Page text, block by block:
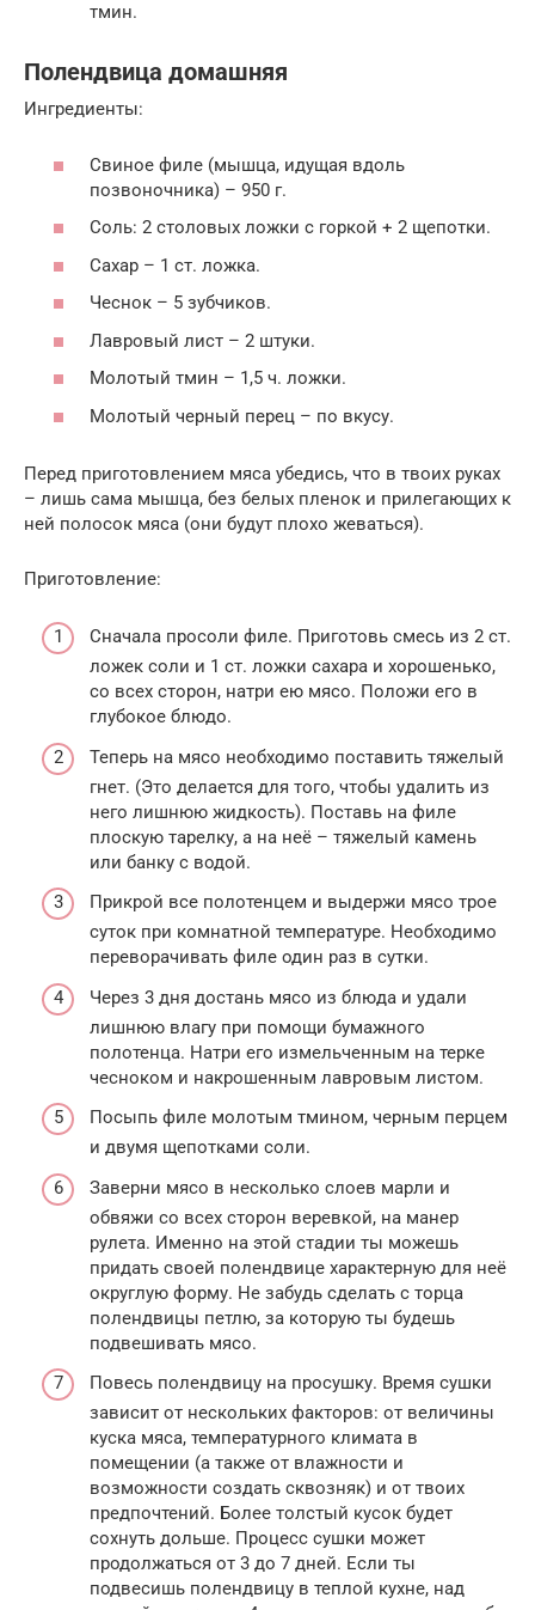
тмин.
Полендвица домашняя
Ингредиенты:
Свиное филе (мышца, идущая вдоль
позвоночника) – 950 г.
Соль: 2 столовых ложки с горкой + 2 щепотки.
Сахар – 1 ст. ложка.
Чеснок – 5 зубчиков.
Лавровый лист – 2 штуки.
Молотый тмин – 1,5 ч. ложки.
Молотый черный перец – по вкусу.
Перед приготовлением мяса убедись, что в твоих руках
– лишь сама мышца, без белых пленок и прилегающих к
ней полосок мяса (они будут плохо жеваться).
Приготовление:
Сначала просоли филе. Приготовь смесь из 2 ст.
ложек соли и 1 ст. ложки сахара и хорошенько,
со всех сторон, натри ею мясо. Положи его в
глубокое блюдо.
Теперь на мясо необходимо поставить тяжелый
гнет. (Это делается для того, чтобы удалить из
него лишнюю жидкость). Поставь на филе
плоскую тарелку, а на неё – тяжелый камень
или банку с водой.
Прикрой все полотенцем и выдержи мясо трое
суток при комнатной температуре. Необходимо
переворачивать филе один раз в сутки.
Через 3 дня достань мясо из блюда и удали
лишнюю влагу при помощи бумажного
полотенца. Натри его измельченным на терке
чесноком и накрошенным лавровым листом.
Посыпь филе молотым тмином, черным перцем
и двумя щепотками соли.
Заверни мясо в несколько слоев марли и
обвяжи со всех сторон веревкой, на манер
рулета. Именно на этой стадии ты можешь
придать своей полендвице характерную для неё
округлую форму. Не забудь сделать с торца
полендвицы петлю, за которую ты будешь
подвешивать мясо.
Повесь полендвицу на просушку. Время сушки
зависит от нескольких факторов: от величины
куска мяса, температурного климата в
помещении (а также от влажности и
возможности создать сквозняк) и от твоих
предпочтений. Более толстый кусок будет
сохнуть дольше. Процесс сушки может
продолжаться от 3 до 7 дней. Если ты
подвесишь полендвицу в теплой кухне, над